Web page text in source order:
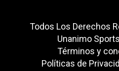
Todos Los Derechos
Unanimo
Términos y
Políticas de